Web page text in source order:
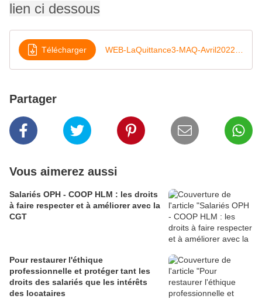
lien ci dessous
Télécharger
Partager
Vous aimerez aussi
Salariés OPH - COOP HLM : les droits
à faire respecter et à améliorer avec la
CGT
Pour restaurer l'éthique
professionnelle et protéger tant les
droits des salariés que les intérêts
des locataires